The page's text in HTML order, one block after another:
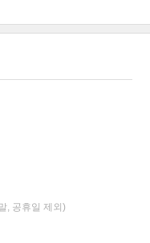
, 공휴일 제외)